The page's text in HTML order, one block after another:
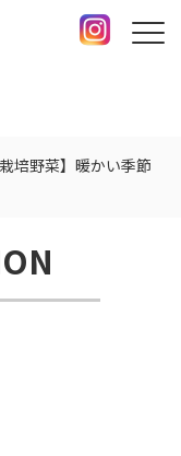
栽培野菜】暖かい季節